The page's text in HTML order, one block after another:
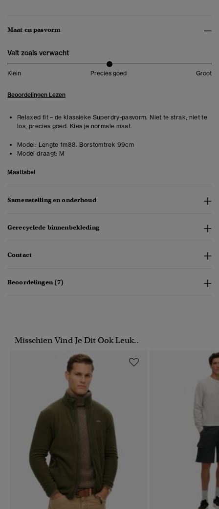
Maat en pasvorm
Valt zoals verwacht
Klein Precies goed Groot
Beoordelingen Lezen
Relaxed fit – de klassieke Superdry-pasvorm. Niet te strak, niet te
los, precies goed. Kies je normale maat.
Model: Lengte 1m88. Borstomtrek 99cm
Model draagt: M
Maattabel
Samenstelling en onderhoud
Gerecyclede binnenbekleding
Contact
Beoordelingen (7)
Misschien Vind Je Dit Ook Leuk..